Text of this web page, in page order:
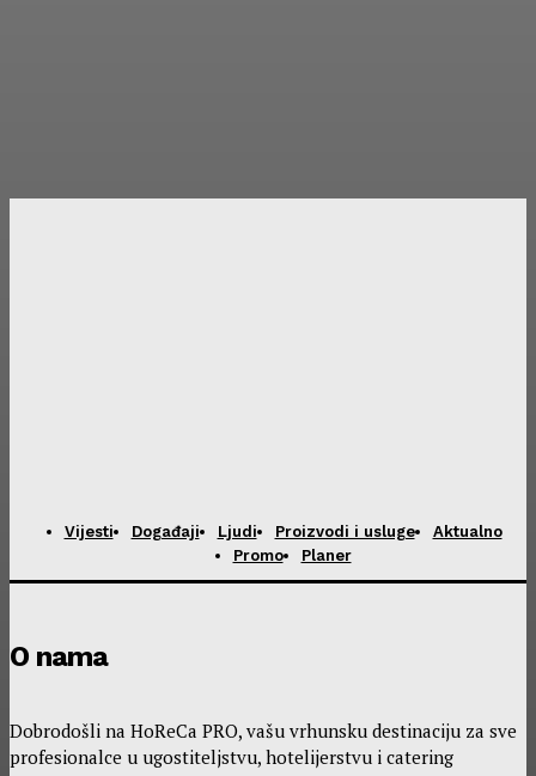
Vijesti Događaji Ljudi Proizvodi i usluge
Aktualno
Promo
Planer
O nama
Dobrodošli na HoReCa PRO, vašu vrhunsku destinaciju za sve
profesionalce u ugostiteljstvu, hotelijerstvu i catering